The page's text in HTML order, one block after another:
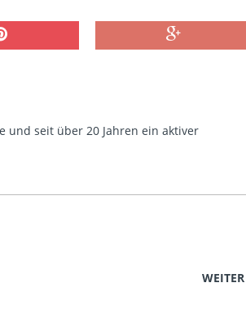
und seit über 20 Jahren ein aktiver
WEITER